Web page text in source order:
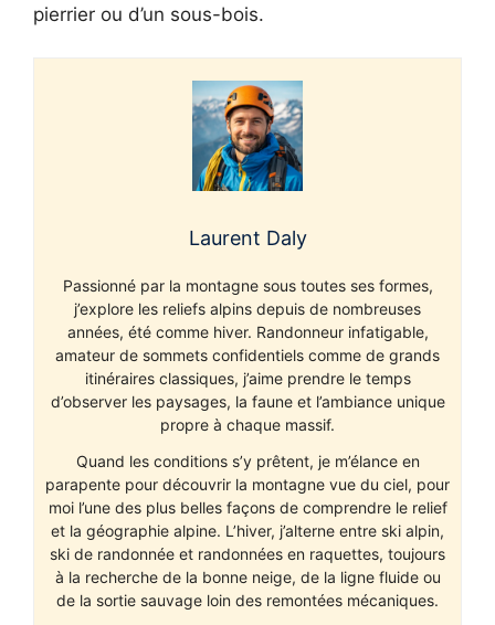
pierrier ou d’un sous-bois.
Laurent Daly
Passionné par la montagne sous toutes ses formes,
j’explore les reliefs alpins depuis de nombreuses
années, été comme hiver. Randonneur infatigable,
amateur de sommets confidentiels comme de grands
itinéraires classiques, j’aime prendre le temps
d’observer les paysages, la faune et l’ambiance unique
propre à chaque massif.
Quand les conditions s’y prêtent, je m’élance en
parapente pour découvrir la montagne vue du ciel, pour
moi l’une des plus belles façons de comprendre le relief
et la géographie alpine. L’hiver, j’alterne entre ski alpin,
ski de randonnée et randonnées en raquettes, toujours
à la recherche de la bonne neige, de la ligne fluide ou
de la sortie sauvage loin des remontées mécaniques.